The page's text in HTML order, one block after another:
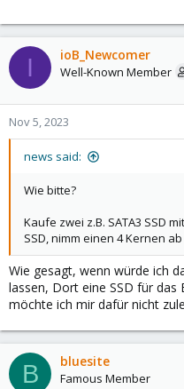
I ioB_Newcomer
Well-Known Member
Nov 5, 2023
news said:
Wie bitte?
Kaufe zwei z.B. SATA3 SSD
SSD, nimm einen 4 Kernen
Wie gesagt, wenn würde ich
lassen, Dort eine SSD für das
möchte ich mir dafür nicht
B bluesite
Famous Member